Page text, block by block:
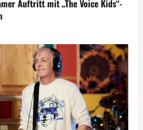
Auftritt mit „The Voice Kids“-